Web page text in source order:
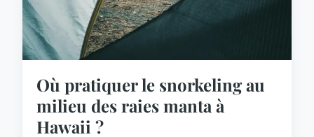
Où pratiquer le snorkeling au
milieu des raies manta à
Hawaii ?